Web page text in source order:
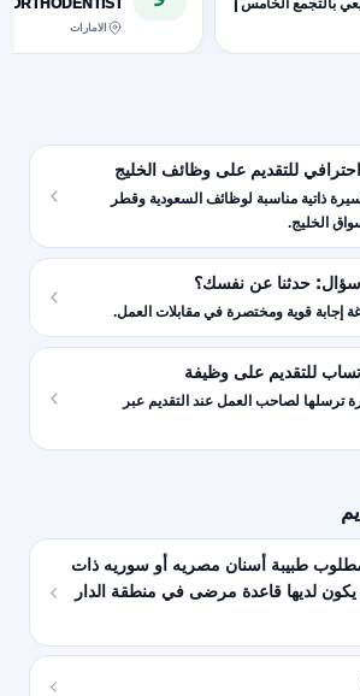
بالتجمع الخامس |
ORTHODENTIST.
الامارات
ذاتية مناسبة لوظائف السعودية وقطر
الخليج.
حدثنا عن نفسك؟
إجابة قوية ومختصرة في مقابلات العمل.
للتقديم على وظيفة
ترسلها لصاحب العمل عند التقديم عبر
طبيبة أسنان مصريه أو سوريه ذات
لديها قاعدة مرضى في منطقة الدار